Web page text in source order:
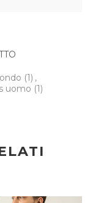
(1) ,
uomo (1)